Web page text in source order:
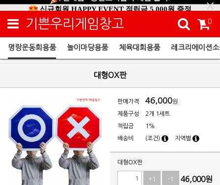
신규회원 HAPPY EVENT 적립금 5,000원 증정
❤ 신제품 ' 컬링&볼링 ' 출시! ❤
기쁜우리게임창고 0
명랑운동회용품 놀이마당용품 체육대회용품 레크리에이션
대형OX판
판매가격 46,000원
제품구성 2개 1세트
적립금 1%
배송비 (조건) 지역별
대형OX판
+1 -1 46,000원